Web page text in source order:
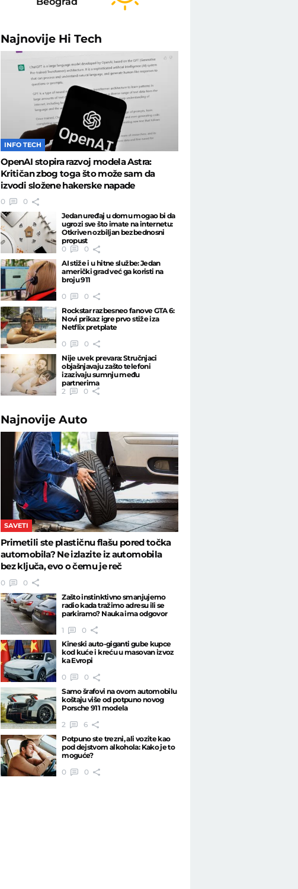
Najnovije Hi Tech
INFO TECH
OpenAI stopira razvoj modela Astra:
Kritičan zbog toga što može sam da
izvodi složene hakerske napade
0
0
Jedan uređaj u domu mogao bi da
ugrozi sve što imate na internetu:
Otkriven ozbiljan bezbednosni
propust
0
0
AI stiže i u hitne službe: Jedan
američki grad već ga koristi na
broju 911
0
0
Rockstar razbesneo fanove GTA 6:
Novi prikaz igre prvo stiže iza
Netflix pretplate
0
0
Nije uvek prevara: Stručnjaci
objašnjavaju zašto telefoni
izazivaju sumnju među
partnerima
2
0
NajnovijeAuto
SAVETI
Primetili ste plastičnu flašu pored točka
automobila? Ne izlazite iz automobila
bez ključa, evo o čemu je reč
0
0
Zašto instinktivno smanjujemo
radio kada tražimo adresu ili se
parkiramo? Nauka ima odgovor
1
0
Kineski auto-giganti gube kupce
kod kuće i kreću u masovan izvoz
ka Evropi
0
0
Samo šrafovi na ovom automobilu
koštaju više od potpuno novog
Porsche 911 modela
2
6
Potpuno ste trezni, ali vozite kao
pod dejstvom alkohola: Kako je to
moguće?
0
0